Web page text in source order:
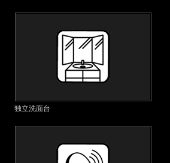
独立洗面台